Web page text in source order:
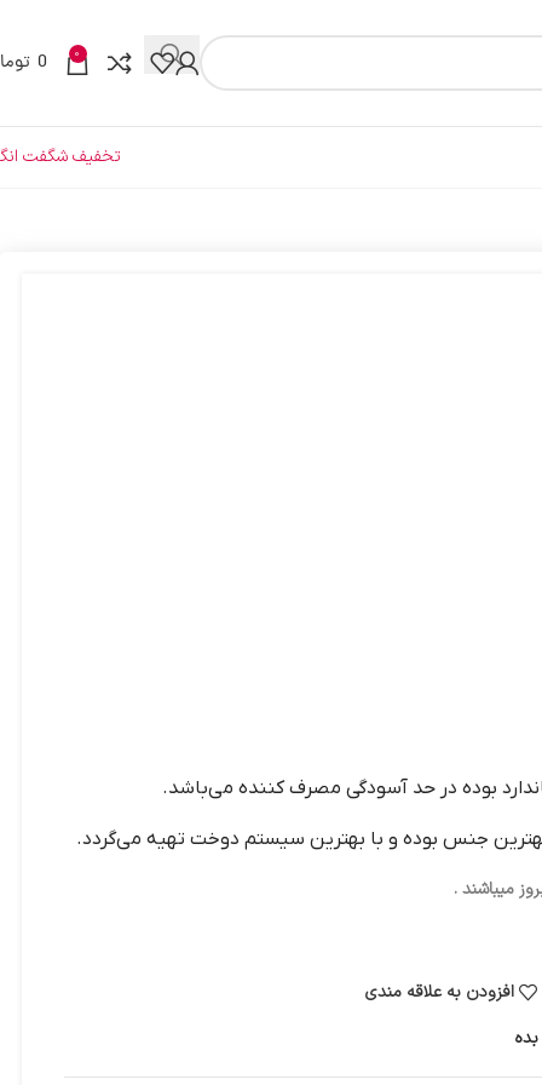
0
0
تخفیف شگفت
بوده در حد آسودگی مصرف کننده می‌باشد.
جنس بوده و با بهترین سیستم دوخت تهیه می‌گردد.
میباشند .
افزودن به علاقه مندی